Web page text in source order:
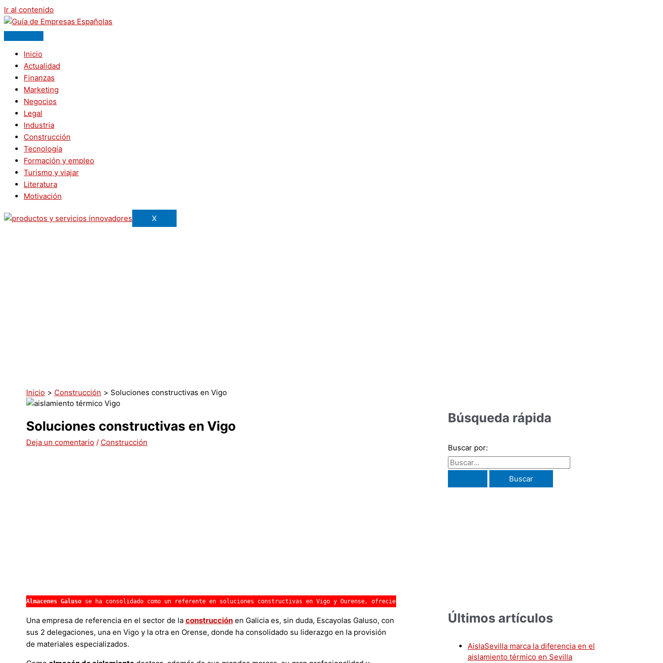
Ir al contenido
Inicio
Actualidad
Finanzas
Marketing
Negocios
Legal
Industria
Construcción
Tecnología
Formación y empleo
Turismo y viajar
Literatura
Motivación
X
Inicio Construcción Soluciones constructivas en Vigo
Soluciones constructivas en Vigo
Deja un comentario / Construcción
Almacenes Galuso se ha consolidado como un referente en soluciones constructivas en Vigo y Ourense, ofreciendo una amplia gama de materiales especializados para proyectos de
Una empresa de referencia en el sector de la construcción en Galicia es, sin duda, Escayolas Galuso, con
sus 2 delegaciones, una en Vigo y la otra en Orense, donde ha consolidado su liderazgo en la provisión
de materiales especializados.
Búsqueda rápida
Buscar por:
Últimos artículos
AislaSevilla marca la diferencia en el
aislamiento térmico en Sevilla